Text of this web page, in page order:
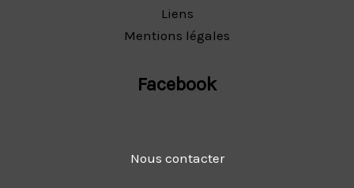
Liens
Mentions légales
Facebook
Nous contacter